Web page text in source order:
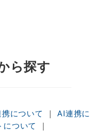
ら探す
について ｜AI連携に
について
｜